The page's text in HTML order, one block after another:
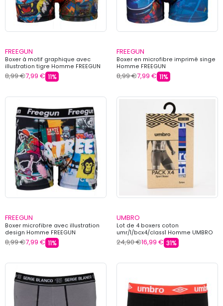
FREEGUN
Boxer à motif graphique avec
illustration tigre Homme FREEGUN
8,99 €7,99 € 11%
FREEGUN
Boxer en microfibre imprimé singe
Homme FREEGUN
8,99 €7,99 € 11%
FREEGUN
Boxer microfibre avec illustration
design Homme FREEGUN
8,99 €7,99 € 11%
UMBRO
Lot de 4 boxers coton
umr/1/bcx4/class1 Homme UMBRO
24,90 €16,99 € 31%